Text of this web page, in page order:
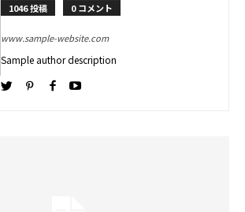
1046 投稿 0 コメント
www.sample-website.com
Sample author description